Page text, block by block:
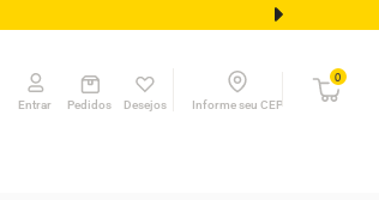
Entrar Pedidos Desejos Informe seu CEP
0